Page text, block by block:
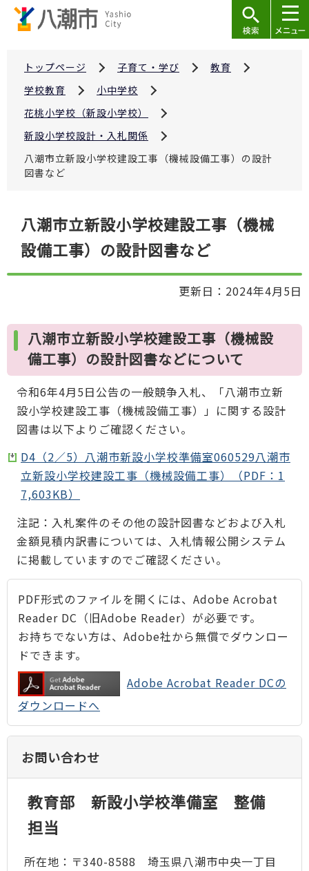
トップページ 子育て・学び
教育
学校教育
小中学校
花桃小学校（新設小学校）
新設小学校設計・入札関係
八潮市立新設小学校建設工事（機械設備工事）の設計
図書など
八潮市立新設小学校建設工事（機械
設備工事）の設計図書など
更新日：2024年4月5日
八潮市立新設小学校建設工事（機械設
備工事）の設計図書などについて
令和6年4月5日公告の一般競争入札、「八潮市立新
設小学校建設工事（機械設備工事）」に関する設計
図書は以下よりご確認ください。
D4（2／5）八潮市新設小学校準備室060529八潮市
立新設小学校建設工事（機械設備工事）（PDF：1
7,603KB）
注記：入札案件のその他の設計図書などおよび入札
金額見積内訳書については、入札情報公開システム
に掲載していますのでご確認ください。
PDF形式のファイルを開くには、Adobe Acrobat
Reader DC（旧Adobe Reader）が必要です。
お持ちでない方は、Adobe社から無償でダウンロー
ドできます。
Adobe Acrobat Reader DCの
ダウンロードへ
お問い合わせ
教育部 新設小学校準備室 整備
担当
所在地：〒340-8588 埼玉県八潮市中央一丁目